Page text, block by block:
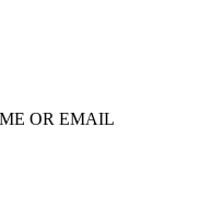
OR EMAIL